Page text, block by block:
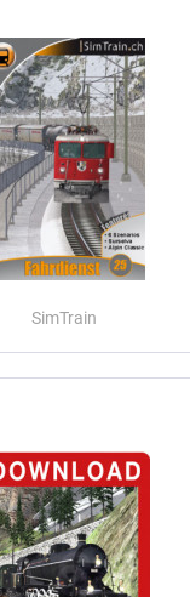
SimTrain